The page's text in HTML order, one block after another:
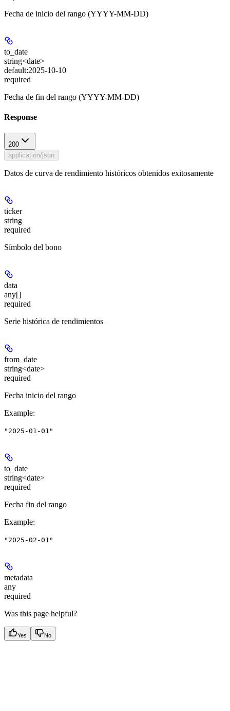
Fecha de inicio del rango (YYYY-MM-DD)
to_date
string<date>
default:2025-10-10
required
Fecha de fin del rango (YYYY-MM-DD)
Response
200
application/json
Datos de curva de rendimiento históricos obtenidos exitosamente
ticker
string
required
Símbolo del bono
data
any[]
required
Serie histórica de rendimientos
from_date
string<date>
required
Fecha inicio del rango
Example:
"2025-01-01"
to_date
string<date>
required
Fecha fin del rango
Example:
"2025-02-01"
metadata
any
required
Was this page helpful?
Yes No